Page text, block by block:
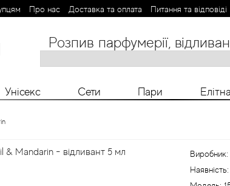
Про нас Доставка та оплата Питання та відповіді
M N O P R S T V X Y Z
Розпив парфумерії,
Унісекс Сети Пари Елітна
& Mandarin - відливант 5 мл Виробник:
Наявність: